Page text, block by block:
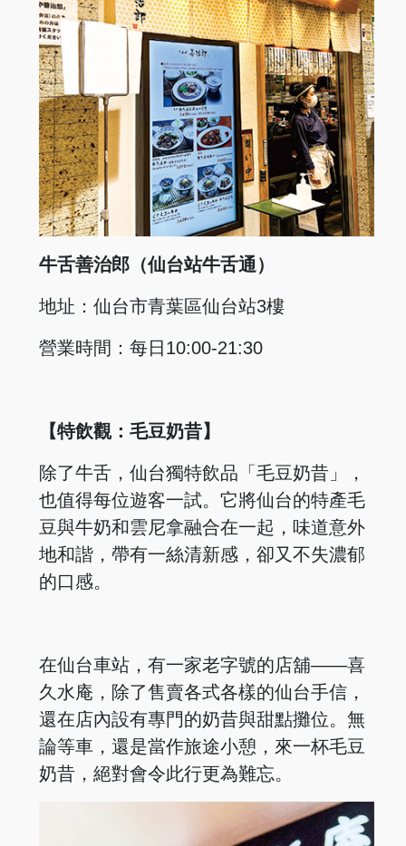
牛舌善治郎（仙台站牛舌通）
地址：仙台市青葉區仙台站3樓
營業時間：每日10:00-21:30
【特飲觀：毛豆奶昔】
除了牛舌，仙台獨特飲品「毛豆奶昔」，
也值得每位遊客一試。它將仙台的特產毛
豆與牛奶和雲尼拿融合在一起，味道意外
地和諧，帶有一絲清新感，卻又不失濃郁
的口感。
在仙台車站，有一家老字號的店舖——喜
久水庵，除了售賣各式各樣的仙台手信，
還在店內設有專門的奶昔與甜點攤位。無
論等車，還是當作旅途小憩，來一杯毛豆
奶昔，絕對會令此行更為難忘。